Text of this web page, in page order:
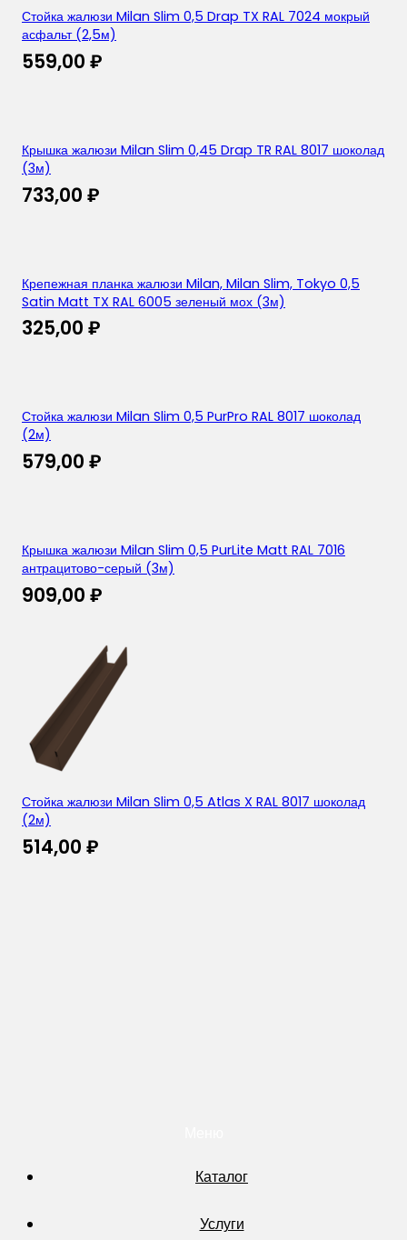
Стойка жалюзи Milan Slim 0,5 Drap TX RAL 7024 мокрый
асфальт (2,5м)
559,00 ₽
Крышка жалюзи Milan Slim 0,45 Drap TR RAL 8017 шоколад
(3м)
733,00 ₽
Крепежная планка жалюзи Milan, Milan Slim, Tokyo 0,5
Satin Matt TX RAL 6005 зеленый мох (3м)
325,00 ₽
Стойка жалюзи Milan Slim 0,5 PurPro RAL 8017 шоколад
(2м)
579,00 ₽
Крышка жалюзи Milan Slim 0,5 PurLite Matt RAL 7016
антрацитово-серый (3м)
909,00 ₽
Стойка жалюзи Milan Slim 0,5 Atlas X RAL 8017 шоколад
(2м)
514,00 ₽
Каталог
Услуги